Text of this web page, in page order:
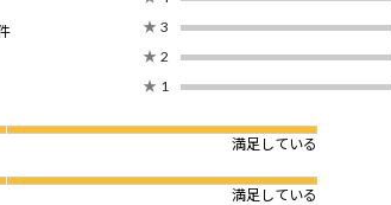
★ 3
★ 2
★ 1
満足している
満足している